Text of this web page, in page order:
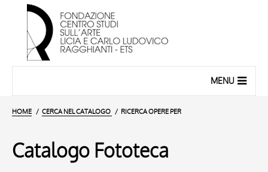
MENU
HOME CERCA NEL CATALOGO RICERCA OPERE PER
Catalogo Fototeca